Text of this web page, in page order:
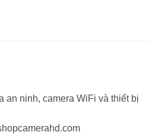
an ninh, camera WiFi và thiết bị